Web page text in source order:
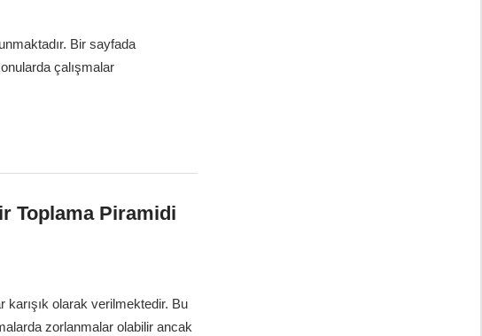
Bir sayfada
çalışmalar
Toplama Piramidi
karışık olarak verilmektedir. Bu
zorlanmalar olabilir ancak